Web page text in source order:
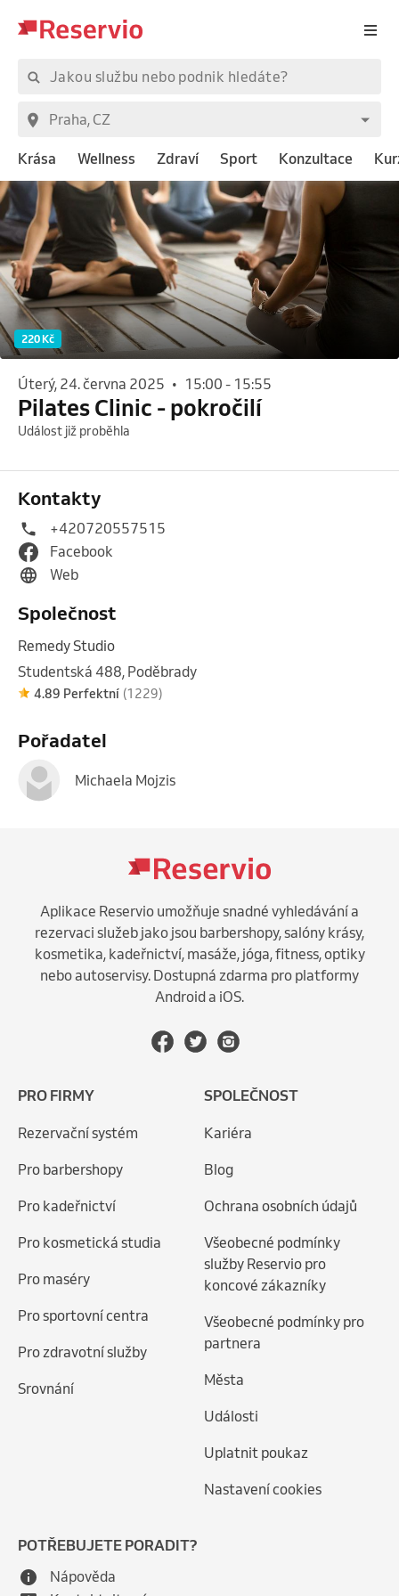
Krása Wellness Zdraví Sport Konzultace
220 Kč
úterý, 24. června 2025 • 15:00 - 15:55
Pilates Clinic - pokročilí
Událost již proběhla
Kontakty
+420720557515
Facebook
Web
Společnost
Remedy Studio
Studentská 488, Poděbrady
4.89 Perfektní (1229)
Pořadatel
Michaela Mojzis
Aplikace Reservio umožňuje snadné vyhledávání a
rezervaci služeb jako jsou barbershopy, salóny krásy,
kosmetika, kadeřnictví, masáže, jóga, fitness, optiky
nebo autoservisy. Dostupná zdarma pro platformy
Android a iOS.
PRO FIRMY
Rezervační systém
Pro barbershopy
Pro kadeřnictví
Pro kosmetická studia
Pro maséry
Pro sportovní centra
Pro zdravotní služby
Srovnání
SPOLEČNOST
Kariéra
Blog
Ochrana osobních údajů
Všeobecné podmínky
služby Reservio pro
koncové zákazníky
Všeobecné podmínky pro
partnera
Města
Události
Uplatnit poukaz
Nastavení cookies
POTŘEBUJETE PORADIT?
Nápověda